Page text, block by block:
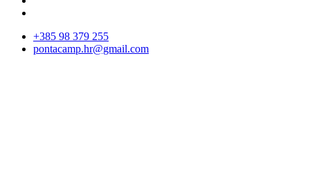
+385 98 379 255
pontacamp.hr@gmail.com